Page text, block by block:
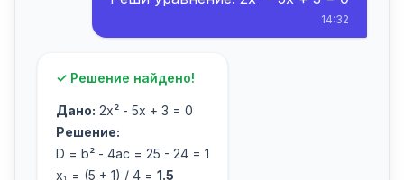
14:32
✓ Решение найдено!
Дано: 2x² - 5x + 3 = 0
Решение:
D = b² - 4ac = 25 - 24 = 1
x₁ = (5 + 1) / 4 = 1.5